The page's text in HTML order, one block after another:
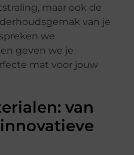
maar ook de
van je
we
geven we je
mat voor jouw
van